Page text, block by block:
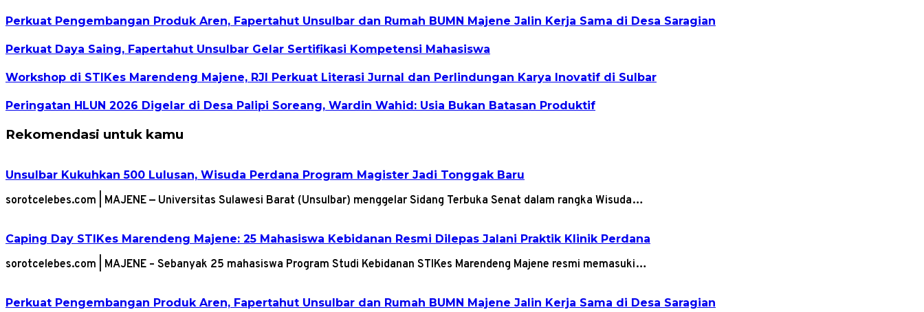
Perkuat Pengembangan Produk Aren, Fapertahut Unsulbar dan Rumah BUMN Majene Jalin Kerja Sama di Desa Saragian
Perkuat Daya Saing, Fapertahut Unsulbar Gelar Sertifikasi Kompetensi Mahasiswa
Workshop di STIKes Marendeng Majene, RJI Perkuat Literasi Jurnal dan Perlindungan Karya Inovatif di Sulbar
Peringatan HLUN 2026 Digelar di Desa Palipi Soreang, Wardin Wahid: Usia Bukan Batasan Produktif
Rekomendasi untuk kamu
Unsulbar Kukuhkan 500 Lulusan, Wisuda Perdana Program Magister Jadi Tonggak Baru
sorotcelebes.com | MAJENE — Universitas Sulawesi Barat (Unsulbar) menggelar Sidang Terbuka Senat dalam rangka Wisuda…
Caping Day STIKes Marendeng Majene: 25 Mahasiswa Kebidanan Resmi Dilepas Jalani Praktik Klinik Perdana
sorotcelebes.com | MAJENE – Sebanyak 25 mahasiswa Program Studi Kebidanan STIKes Marendeng Majene resmi memasuki…
Perkuat Pengembangan Produk Aren, Fapertahut Unsulbar dan Rumah BUMN Majene Jalin Kerja Sama di Desa Saragian